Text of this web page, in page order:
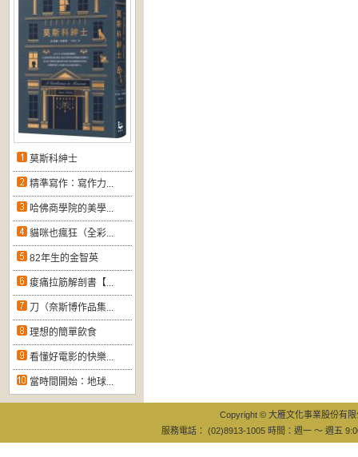
莫斯科紳士
精準寫作：寫作力...
哈佛商學院的美學...
貓咪也瘋狂（全彩...
82年生的金智英
痠痛拉筋解剖書【...
刀（奈斯博作品集...
理想的簡單飲食
看懂好電影的快樂...
當時間開始：地球...
Copyright © 大雁文化事業股份有
服務電話： (02)8913-1005 時間：週一 ～ 週五